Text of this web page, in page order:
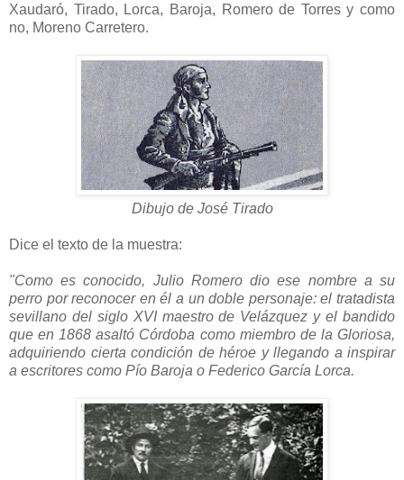
Xaudaró, Tirado, Lorca, Baroja, Romero de Torres y como
no, Moreno Carretero.
Dibujo de José Tirado
Dice el texto de la muestra:
"Como es conocido, Julio Romero dio ese nombre a su
perro por reconocer en él a un doble personaje: el tratadista
sevillano del siglo XVI maestro de Velázquez y el bandido
que en 1868 asaltó Córdoba como miembro de la Gloriosa,
adquiriendo cierta condición de héroe y llegando a inspirar
a escritores como Pío Baroja o Federico García Lorca.